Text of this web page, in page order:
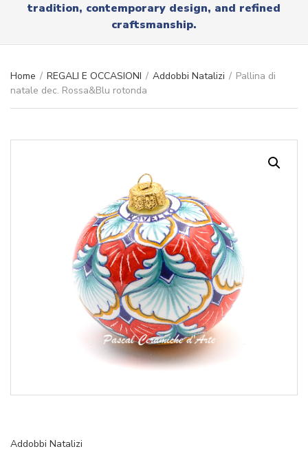
tradition, contemporary design, and refined
craftsmanship.
Home / REGALI E OCCASIONI / Addobbi Natalizi / Pallina di
natale dec. Rossa&Blu rotonda
Addobbi Natalizi